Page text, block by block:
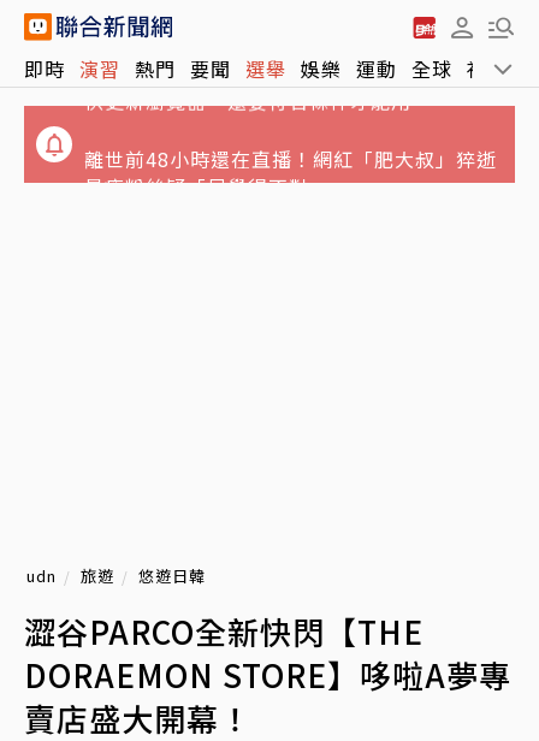
即時 演習 熱門 要聞 選舉 娛樂 運動 全球 社會
快更新瀏覽器、還要符合條件才能用
暴瘦粉絲疑「早覺得不對」
udn 旅遊 悠遊日韓
澀谷PARCO全新快閃【THE
DORAEMON STORE】哆啦A夢專
賣店盛大開幕！